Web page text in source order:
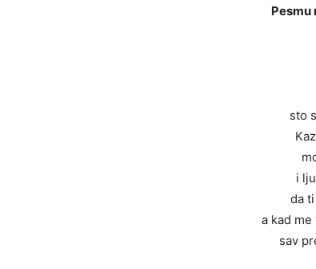
Pesmu
sto
i
da
a kad me
sav